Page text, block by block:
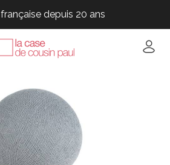
depuis 20 ans
depuis 20 ans
française depuis 20 ans